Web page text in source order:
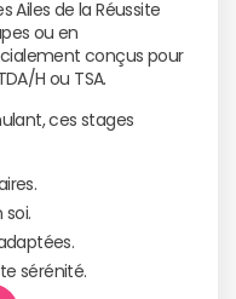
Ailes de la Réussite
ou en
conçus pour
H ou TSA.
ces stages
sérénité.